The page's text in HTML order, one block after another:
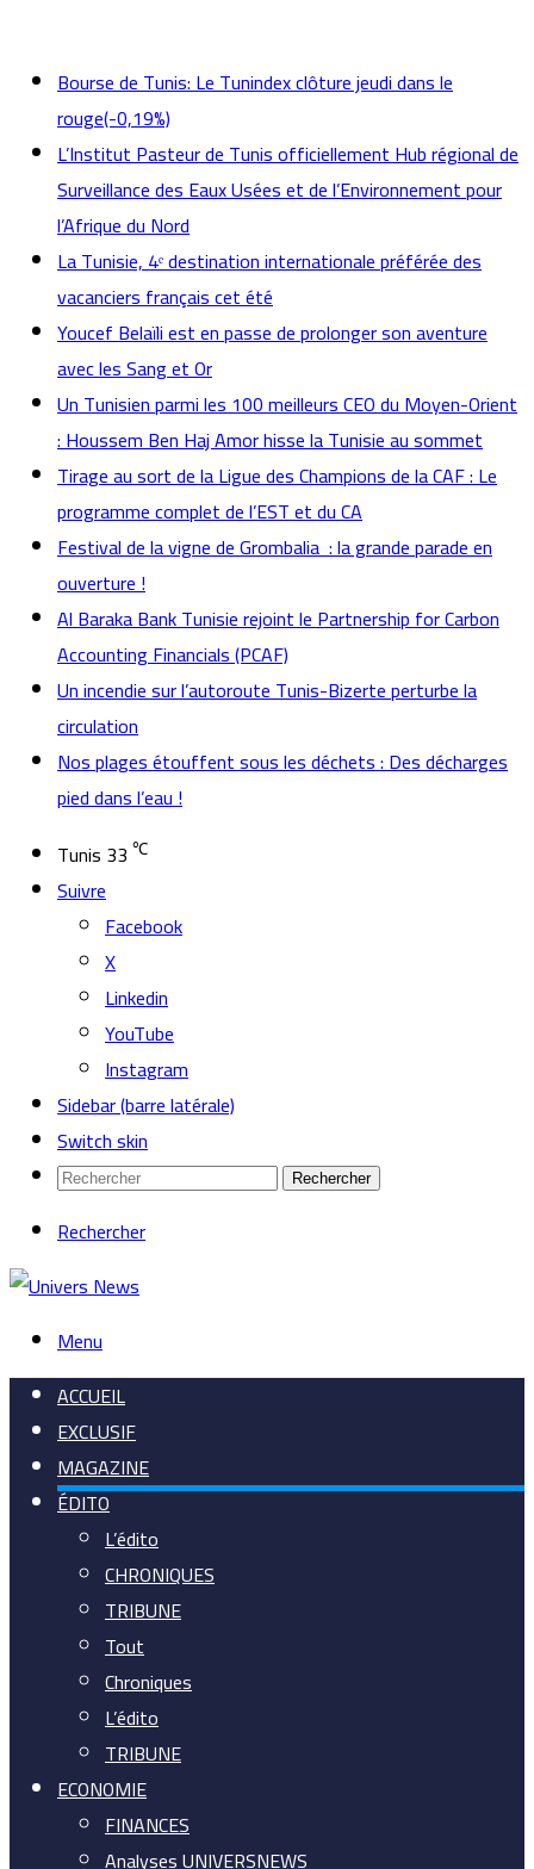
Bourse de Tunis: Le Tunindex clôture jeudi dans le
rouge(-0,19%)
L’Institut Pasteur de Tunis officiellement Hub régional de
Surveillance des Eaux Usées et de l’Environnement pour
l’Afrique du Nord
La Tunisie, 4ᵉ destination internationale préférée des
vacanciers français cet été
Youcef Belaïli est en passe de prolonger son aventure
avec les Sang et Or
Un Tunisien parmi les 100 meilleurs CEO du Moyen-Orient
: Houssem Ben Haj Amor hisse la Tunisie au sommet
Tirage au sort de la Ligue des Champions de la CAF : Le
programme complet de l’EST et du CA
Festival de la vigne de Grombalia : la grande parade en
ouverture !
Al Baraka Bank Tunisie rejoint le Partnership for Carbon
Accounting Financials (PCAF)
Un incendie sur l’autoroute Tunis-Bizerte perturbe la
circulation
Nos plages étouffent sous les déchets : Des décharges
pied dans l’eau !
Tunis 33 ℃
Suivre
Facebook
X
Linkedin
YouTube
Instagram
Sidebar (barre latérale)
Switch skin
Rechercher
Rechercher
Menu
ACCUEIL
EXCLUSIF
MAGAZINE
ÉDITO
L’édito
CHRONIQUES
TRIBUNE
Tout
Chroniques
L’édito
TRIBUNE
ECONOMIE
FINANCES
Analyses UNIVERSNEWS